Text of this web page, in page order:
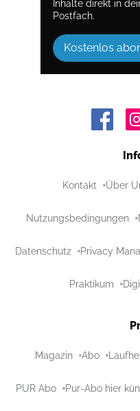
Inhalte direkt in
Postfach.
Kostenlos
Kontakt Über
Nutzungsbedingungen
Datenschutz Privacy
Praktikum
Magazin Abo
PUR Abo Pur-Abo hier